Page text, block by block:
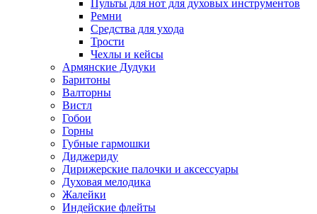
Пульты для нот для духовых инструментов
Ремни
Средства для ухода
Трости
Чехлы и кейсы
Армянские Дудуки
Баритоны
Валторны
Вистл
Гобои
Горны
Губные гармошки
Диджериду
Дирижерские палочки и аксессуары
Духовая мелодика
Жалейки
Индейские флейты